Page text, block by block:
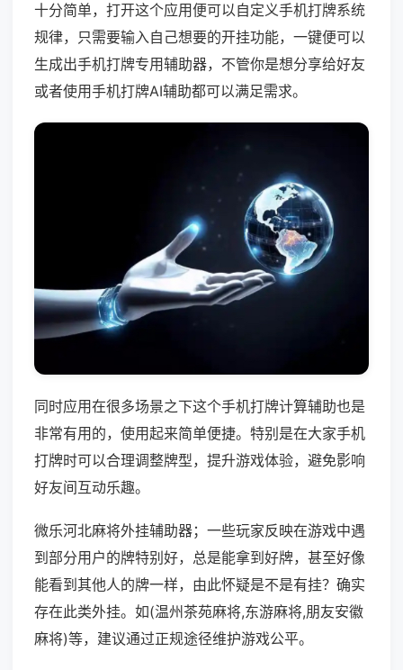
十分简单，打开这个应用便可以自定义手机打牌系统
规律，只需要输入自己想要的开挂功能，一键便可以
生成出手机打牌专用辅助器，不管你是想分享给好友
或者使用手机打牌AI辅助都可以满足需求。
同时应用在很多场景之下这个手机打牌计算辅助也是
非常有用的，使用起来简单便捷。特别是在大家手机
打牌时可以合理调整牌型，提升游戏体验，避免影响
好友间互动乐趣。
微乐河北麻将外挂辅助器；一些玩家反映在游戏中遇
到部分用户的牌特别好，总是能拿到好牌，甚至好像
能看到其他人的牌一样，由此怀疑是不是有挂？确实
存在此类外挂。如(温州茶苑麻将,东游麻将,朋友安徽
麻将)等，建议通过正规途径维护游戏公平。